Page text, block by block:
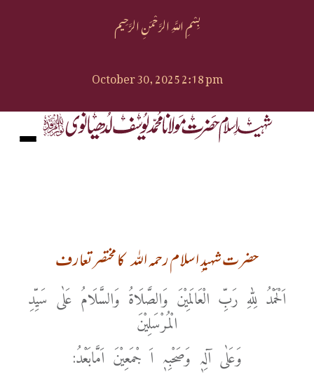
بِسْمِ اللَّهِ الرَّحْمَنِ الرَّحِيم
October 30, 2025 2:18 pm
حضرت شہید ِ اسلام رحمه اللهکا مختصر تعارف
اَلْحَمْدُ لِلہِ رَبِّ الْعَالَمِیْنَ وَالصَّلَاۃُ وَالسَّلَامُ عَلٰی سَیِّدِ
الْمُرْسَلِیْنَ
وَعَلٰی آلِہٖ وَصَحْبِہٖ اَ جْمَعِیْنَ اَمَّابَعْدُ: